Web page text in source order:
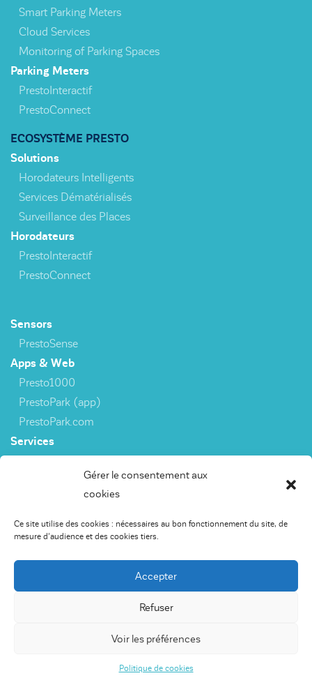
Gérer le consentement aux
cookies
Ce site utilise des cookies : nécessaires au bon fonctionnement du site, de
mesure d'audience et des cookies tiers.
Accepter
Refuser
Voir les préférences
Politique de cookies
Smart Parking Meters
Cloud Services
Monitoring of Parking Spaces
Parking Meters
PrestoInteractif
PrestoConnect
ECOSYSTÈME PRESTO
Solutions
Horodateurs Intelligents
Services Dématérialisés
Surveillance des Places
Horodateurs
PrestoInteractif
PrestoConnect
Sensors
PrestoSense
Apps & Web
Presto1000
PrestoPark (app)
PrestoPark.com
Services
PrestoSense
Interfaces de données